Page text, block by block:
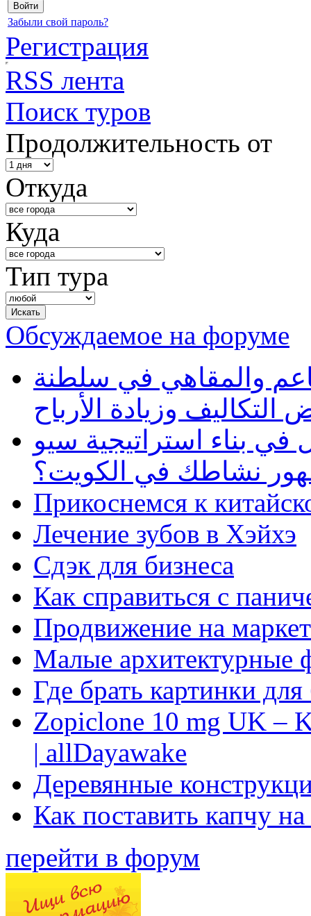
Забыли свой пароль?
Регистрация
RSS лента
Поиск туров
Продолжительность от
Откуда
Куда
Тип тура
Обсуждаемое на форуме
والمقاهي في سلطنة
وزيادة الأرباح
بناء استراتيجية سيو
نشاطك في الكويت؟
Прикоснемся к
Лечение зубов в Хэйхэ
Сдэк для бизнеса
Как справиться с
Продвижение на
Малые архитектурные
Где брать картинки
Zopiclone 10 mg UK –
| allDayawake
Деревянные
Как поставить капчу
перейти в форум